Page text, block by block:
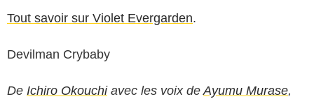
Tout savoir sur Violet Evergarden.
Devilman Crybaby
De Ichiro Okouchiavec les voix deAyumu Murase,